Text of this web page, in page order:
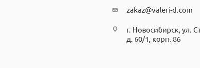
zakaz@valeri-d.com
г. Новосибирск, ул.
д. 60/1, корп. 86